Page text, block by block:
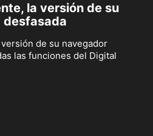
la versión de su
desfasada
de su navegador
las funciones del Digital